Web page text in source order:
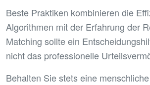
Beste Praktiken kombinieren die
Algorithmen mit der Erfahrung der
Matching sollte ein
nicht das professionelle
Behalten Sie stets eine